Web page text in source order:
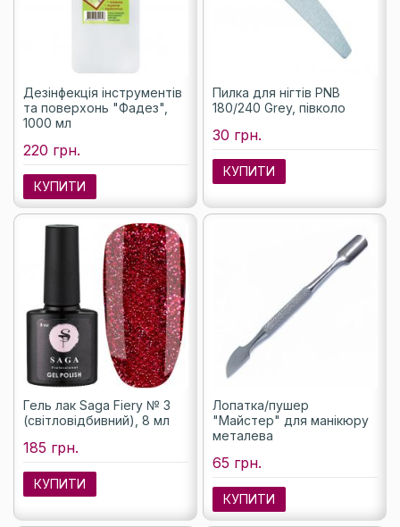
Дезінфекція інструментів
та поверхонь "Фадез",
1000 мл
220 грн.
КУПИТИ
Пилка для нігтів PNB
180/240 Grey, півколо
30 грн.
КУПИТИ
Гель лак Saga Fiery № 3
(світловідбивний), 8 мл
185 грн.
КУПИТИ
Лопатка/пушер
"Майстер" для манікюру
металева
65 грн.
КУПИТИ